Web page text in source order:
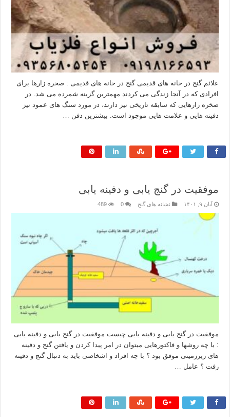
علائم گنج در خانه های قدیمی گنج در خانه های قدیمی : صخره زارها برای
افرادی که در آنجا زندگی می کردند مهمترین گزینه شمرده می شد. در
صخره زارهایی که سابقه تاریخی نیز دارند، در مورد سنگ های عمود نیز
دفینه هایی و علامت هایی موجود است. بیشترین دفن …
موفقیت در گنج یابی و دفینه یابی
آبان ۹, ۱۴۰۱ نشانه های گنج 0
489
موفقیت در گنج یابی و دفینه یابی چیست موفقیت در گنج یابی و دفینه یابی
: با چه روشها و فاکتورهایی میتوان در امر پیدا کردن و یافتن گنج و دفینه
های زیرزمینی موفق بود ؟ با چه افراد و اشخاصی باید به دنبال گنج و دفینه
رفت ؟ عامل …